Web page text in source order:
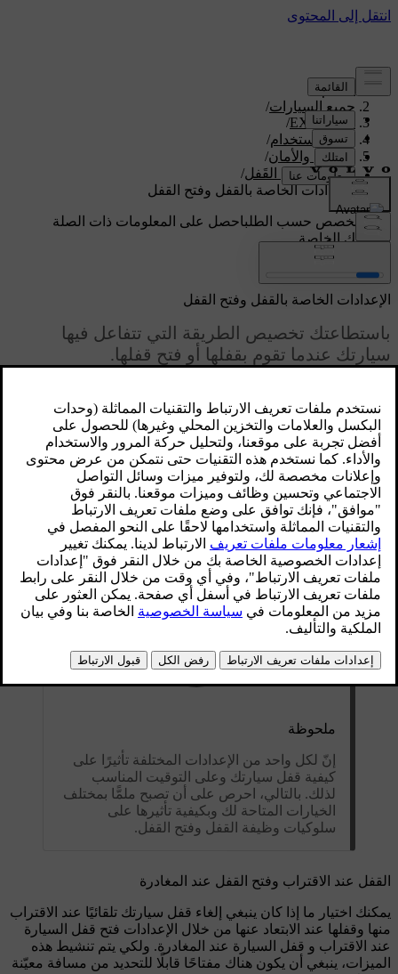
الدعم/
جميع السيارات/
EX90 2026
/
دليل الاستخدام/
الدخول والأمان/
القَفل وفتح القَفل/
الإعدادات الخاصة بالقفل وفتح القفل
دعم مخصص حسب الطلباحصل على المعلومات ذات الصلة
بسيارتك الخاصة.
تسجيل الدخول
الإعدادات الخاصة بالقفل وفتح القفل
باستطاعتك تخصيص الطريقة التي تتفاعل فيها
سيارتك عندما تقوم بقفلها أو فتح قفلها.
ملحوظة
إنّ لكل واحد من الإعدادات المختلفة تأثيرًا على
كيفية قفل سيارتك وعلى التوقيت المناسب
لذلك. بالتالي، احرص على أن تصبح ملمًّا بمختلف
الخيارات المتاحة لك وبكيفية تأثيرها على
سلوكيات وظيفة القفل وفتح القفل.
القفل عند الاقتراب وفتح القفل عند المغادرة
يمكنك اختيار ما إذا كان ينبغي إلغاء قفل سيارتك تلقائيًا عند الاقتراب
منها وقفلها عند الابتعاد عنها من خلال الإعدادات فتح قفل السيارة
عند الاقتراب و قفل السيارة عند المغادرة. ولكي يتم تنشيط هذه
الميزات، ينبغي أن يكون هناك مفتاحًا قابلًا للتحديد من مسافة معيّنة